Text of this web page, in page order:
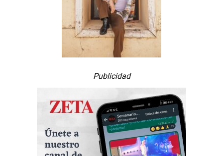
Publicidad